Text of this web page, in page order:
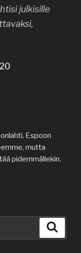
julkisille
Espoon
mutta
pidemmällekin.